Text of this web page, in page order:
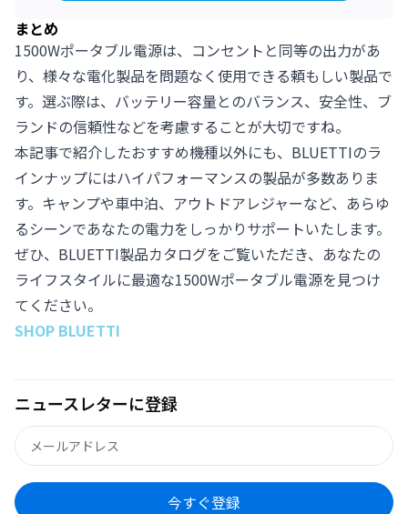
まとめ
1500Wポータブル電源は、コンセントと同等の出力があ
り、様々な電化製品を問題なく使用できる頼もしい製品で
す。選ぶ際は、バッテリー容量とのバランス、安全性、ブ
ランドの信頼性などを考慮することが大切ですね。
本記事で紹介したおすすめ機種以外にも、BLUETTIのラ
インナップにはハイパフォーマンスの製品が多数ありま
す。キャンプや車中泊、アウトドアレジャーなど、あらゆ
るシーンであなたの電力をしっかりサポートいたします。
ぜひ、BLUETTI製品カタログをご覧いただき、あなたの
ライフスタイルに最適な1500Wポータブル電源を見つけ
てください。
SHOP BLUETTI
ニュースレターに登録
今すぐ登録